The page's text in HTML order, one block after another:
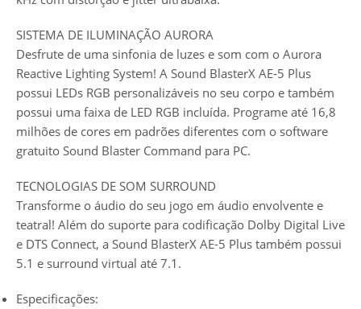
SISTEMA DE ILUMINAÇÃO AURORA
Desfrute de uma sinfonia de luzes e som com o Aurora
Reactive Lighting System! A Sound BlasterX AE-5 Plus
possui LEDs RGB personalizáveis no seu corpo e também
possui uma faixa de LED RGB incluída. Programe até 16,8
milhões de cores em padrões diferentes com o software
gratuito Sound Blaster Command para PC.
TECNOLOGIAS DE SOM SURROUND
Transforme o áudio do seu jogo em áudio envolvente e
teatral! Além do suporte para codificação Dolby Digital Live
e DTS Connect, a Sound BlasterX AE-5 Plus também possui
5.1 e surround virtual até 7.1.
Especificações: